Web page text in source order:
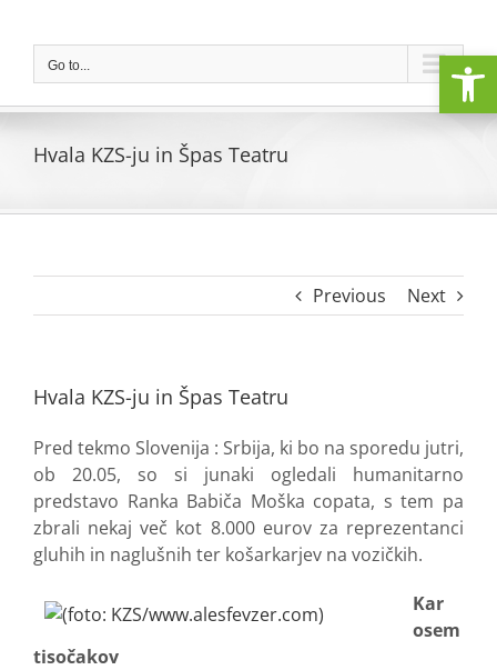
contentGo to...
Hvala KZS-ju in Špas Teatru
Previous Next
Hvala KZS-ju in Špas Teatru
Pred tekmo Slovenija : Srbija, ki bo na sporedu jutri,
ob 20.05, so si junaki ogledali humanitarno
predstavo Ranka Babiča Moška copata, s tem pa
zbrali nekaj več kot 8.000 eurov za reprezentanci
gluhih in naglušnih ter košarkarjev na vozičkih.
Kar
osem
tisočakov